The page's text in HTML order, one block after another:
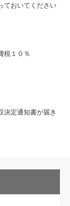
ておいてください
税１０％
決定通知書が届き